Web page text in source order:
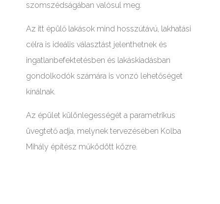
szomszédságában valósul meg.
Az itt épülő lakások mind hosszútávú, lakhatási
célra is ideális választást jelenthetnek és
ingatlanbefektetésben és lakáskiadásban
gondolkodók számára is vonzó lehetőséget
kínálnak.
Az épület különlegességét a parametrikus
üvegtető adja, melynek tervezésében Kolba
Mihály építész működött közre.